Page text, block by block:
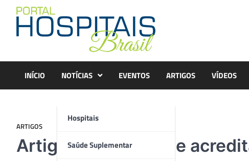
content
INÍCIO NOTÍCIAS
Hospitais
Saúde Suplementar
EVENTOS ARTIGOS VÍDEOS
ARTIGOS
Artigo – A ciência de